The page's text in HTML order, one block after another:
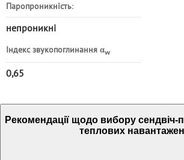
Паропроникність:
непроникні
Індекс звукопоглинання αw
0,65
Рекомендації щодо вибору
теплових